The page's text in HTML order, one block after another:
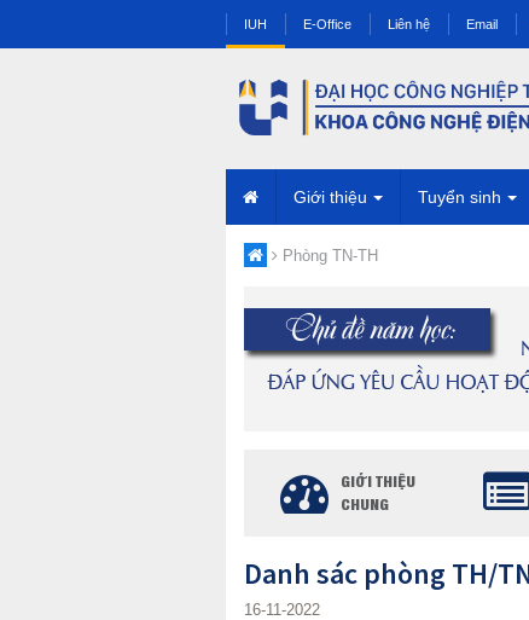
IUH E-Office Liên hệ Email
Giới thiệu Tuyển sinh
Phòng TN-TH
GIỚI THIỆU
CHUNG
Danh sác phòng TH/
16-11-2022